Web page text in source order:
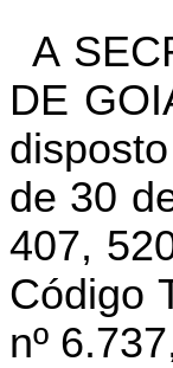
A
DE
de 30
407,
Código
nº